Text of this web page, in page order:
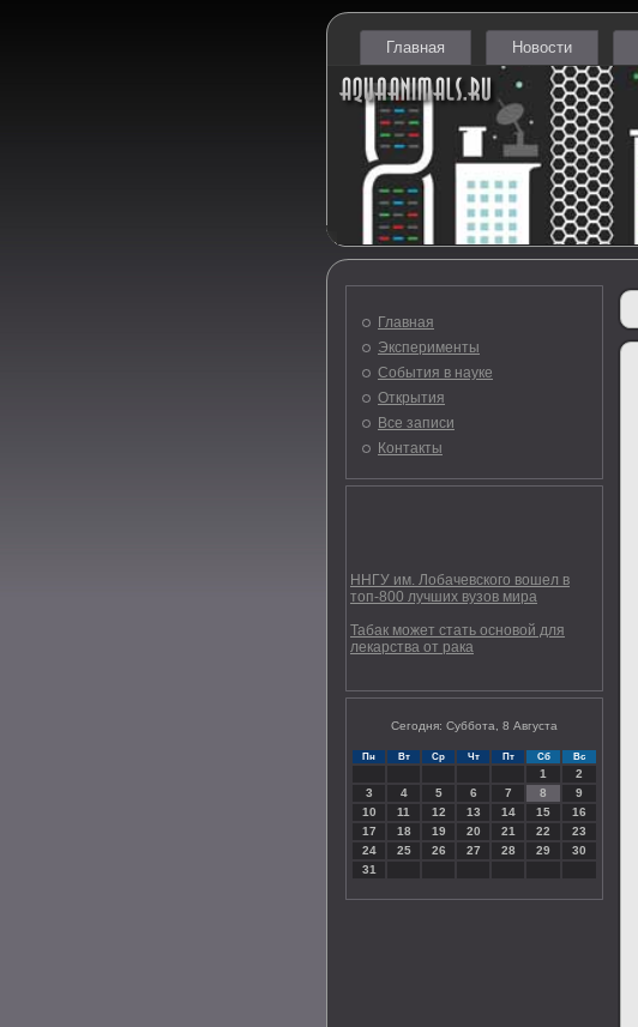
Главная Новости
Главная
Эксперименты
События в науке
Открытия
Все записи
Контакты
ННГУ им. Лобачевского вошел в
топ-800 лучших вузов мира
Табак может стать основой для
лекарства от рака
Сегодня: Суббота, 8 Августа
Пн Вт Ср Чт Пт Сб Вс
1
2
3
4 5 6 7 8
9
10
11 12 13 14 15
16
17
18 19 20 21 22
23
24
25 26 27 28 29
30
31